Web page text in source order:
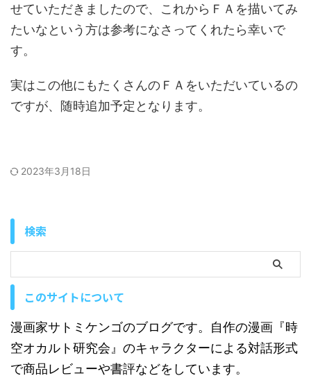
せていただきましたので、これからＦＡを描いてみ
たいなという方は参考になさってくれたら幸いで
す。
実はこの他にもたくさんのＦＡをいただいているの
ですが、随時追加予定となります。
2023年3月18日
検索
このサイトについて
漫画家サトミケンゴのブログです。自作の漫画『時
空オカルト研究会』のキャラクターによる対話形式
で商品レビューや書評などをしています。